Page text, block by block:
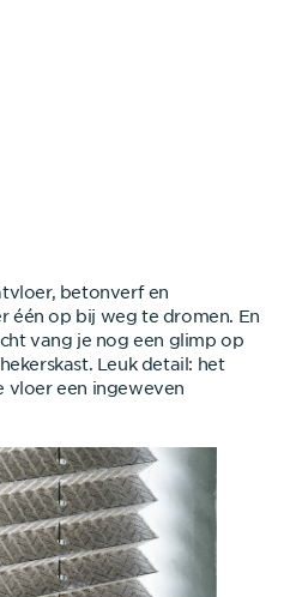
betonverf en
één op bij weg te dromen. En
vang je nog een glimp op
Leuk detail: het
vloer een ingeweven